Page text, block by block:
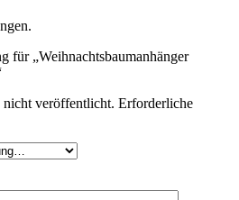
für „Weihnachtsbaumanhänger
veröffentlicht. Erforderliche